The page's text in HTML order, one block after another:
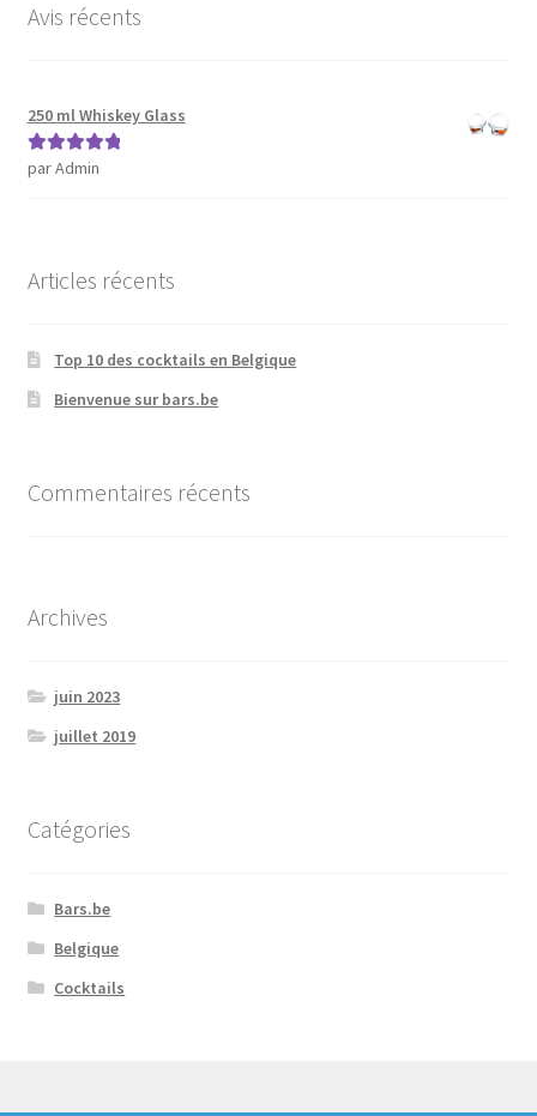
Avis récents
250 ml Whiskey Glass
Note5sur 5
par Admin
Articles récents
Top 10 des cocktails en Belgique
Bienvenue sur bars.be
Commentaires récents
Archives
juin 2023
juillet 2019
Catégories
Bars.be
Belgique
Cocktails